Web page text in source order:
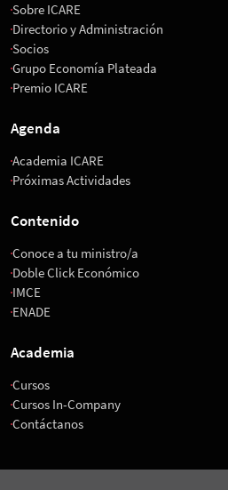
Sobre ICARE
Directorio y Administración
Socios
Grupo Economía Plateada
Premio ICARE
Agenda
Academia ICARE
Próximas Actividades
Contenido
Conoce a tu ministro/a
Doble Click Económico
IMCE
ENADE
Academia
Cursos
Cursos In-Company
Contáctanos